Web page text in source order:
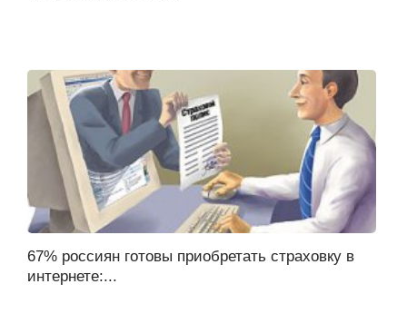
67% россиян готовы приобретать страховку в
интернете:...